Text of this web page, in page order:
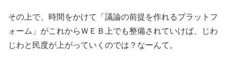
その上で、時間をかけて「議論の前提を作れるプラットフ
ォーム」がこれからＷＥＢ上でも整備されていけば、じわ
じわと民度が上がっていくのでは？なーんて。